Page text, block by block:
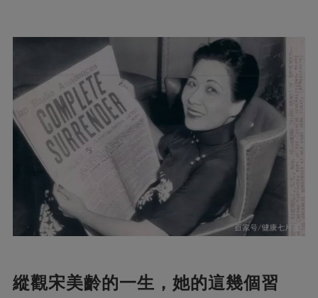
縱觀宋美齡的一生，她的這幾個習